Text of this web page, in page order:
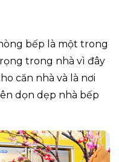
bếp là một trong
trong nhà vì đây
căn nhà và là nơi
dọn dẹp nhà bếp